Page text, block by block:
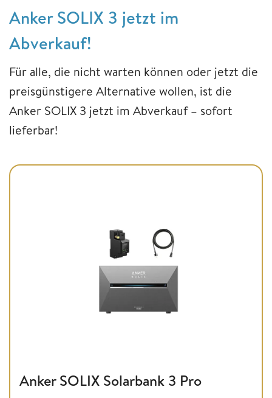
Anker SOLIX 3 jetzt im
Abverkauf!
Für alle, die nicht warten können oder jetzt die
preisgünstigere Alternative wollen, ist die
Anker SOLIX 3 jetzt im Abverkauf – sofort
lieferbar!
Anker SOLIX Solarbank 3 Pro